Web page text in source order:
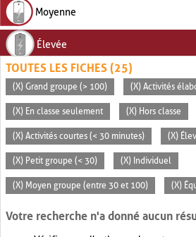
Moyenne
Élevée
TOUTES LES FICHES (25)
(X) Grand groupe (> 100) (X) Activités
(X) En classe seulement (X) Hors classe
(X) Activités courtes (< 30 minutes) (X)
(X) Petit groupe (< 30) (X) Individuel
(X) Moyen groupe (entre 30 et 100) (X)
Votre recherche n'a donné aucun